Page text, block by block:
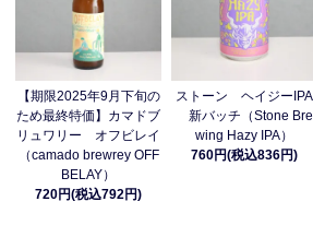
【期限2025年9月下旬の
ため最終特価】カマドブ
リュワリー オフビレイ
（camado brewrey OFF
BELAY）
720円(税込792円)
ストーン ヘイジーIPA
新バッチ（Stone Bre
wing Hazy IPA）
760円(税込836円)